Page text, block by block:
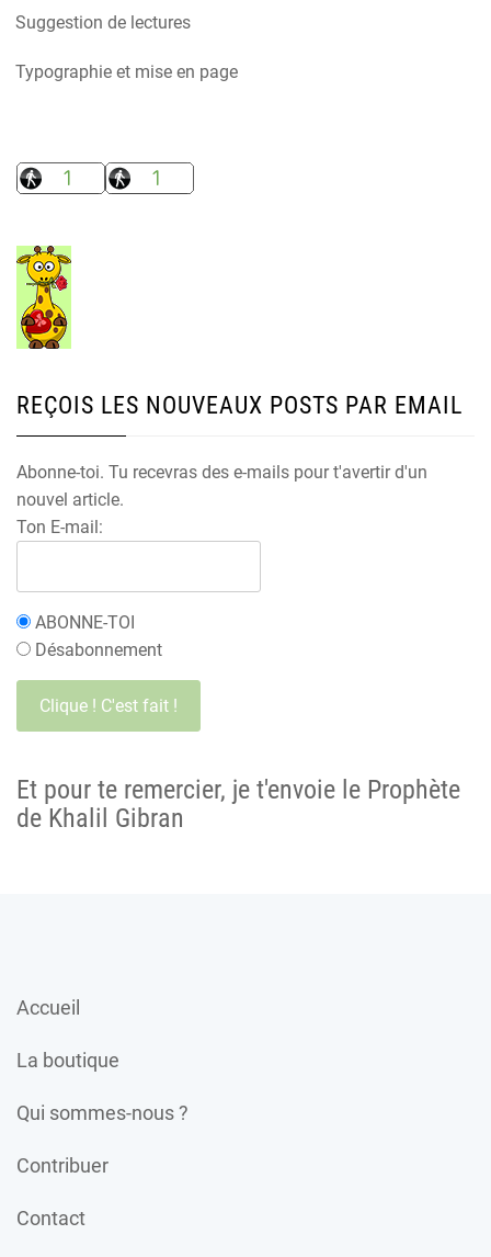
Suggestion de lectures
Typographie et mise en page
REÇOIS LES NOUVEAUX POSTS PAR EMAIL
Abonne-toi. Tu recevras des e-mails pour t'avertir d'un
nouvel article.
Ton E-mail:
ABONNE-TOI
Désabonnement
Et pour te remercier, je t'envoie le Prophète
de Khalil Gibran
Accueil
La boutique
Qui sommes-nous ?
Contribuer
Contact